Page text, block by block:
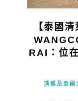
【泰國
RAI：位
清邁及泰國